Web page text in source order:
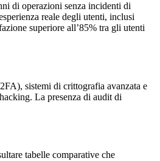
di operazioni senza incidenti di
reale degli utenti, inclusi
superiore all’85% tra gli utenti
sistemi di crittografia avanzata e
La presenza di audit di
tabelle comparative che